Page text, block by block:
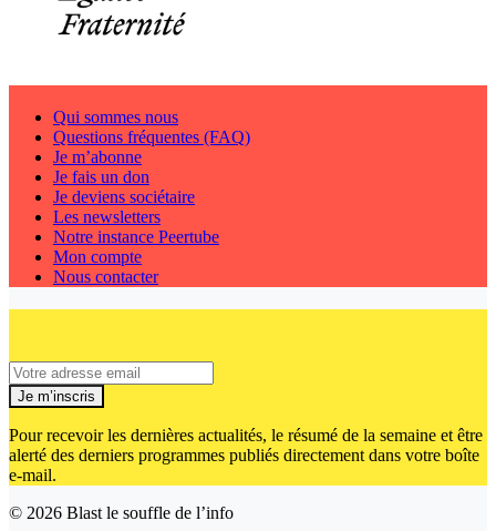
Qui sommes nous
Questions fréquentes (FAQ)
Je m’abonne
Je fais un don
Je deviens sociétaire
Les newsletters
Notre instance Peertube
Mon compte
Nous contacter
Je m’inscris
Pour recevoir les dernières actualités, le résumé de la semaine et être
alerté des derniers programmes publiés directement dans votre boîte
e-mail.
© 2026 Blast le souffle de l’info